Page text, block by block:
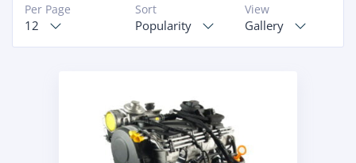
View
Gallery
Sort
Popularity
Per Page
12